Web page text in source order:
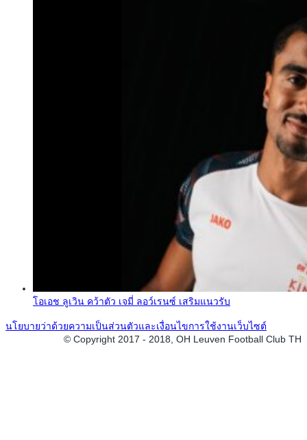
โอเอช ลูเวิน คว้าตัว เจมี่ ลอว์เรนซ์ เสริมแนวรับ
นโยบายว่าด้วยความเป็นส่วนตัวและเงื่อนไขการใช้งานเว็บไซต์
© Copyright 2017 - 2018, OH Leuven Football Club TH